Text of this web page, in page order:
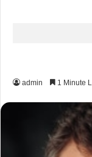
admin 1 Minute